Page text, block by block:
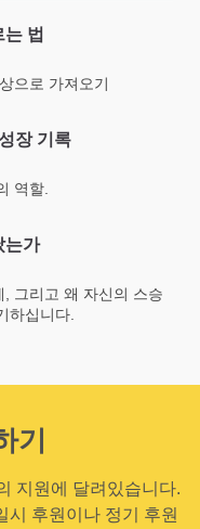
법
으로 가져오기
장 기록
역할.
는가
그리고 왜 자신의 스승
하십니다.
기
지원에 달려있습니다.
시 후원이나 정기 후원